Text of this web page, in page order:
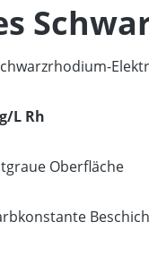
L Rh
Oberfläche